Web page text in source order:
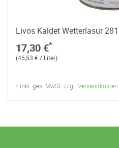
Livos Kaldet Wetterlasur
17,30 €*
(45,53 € / Liter)
* inkl. ges. MwSt. zzgl. Versandkosten